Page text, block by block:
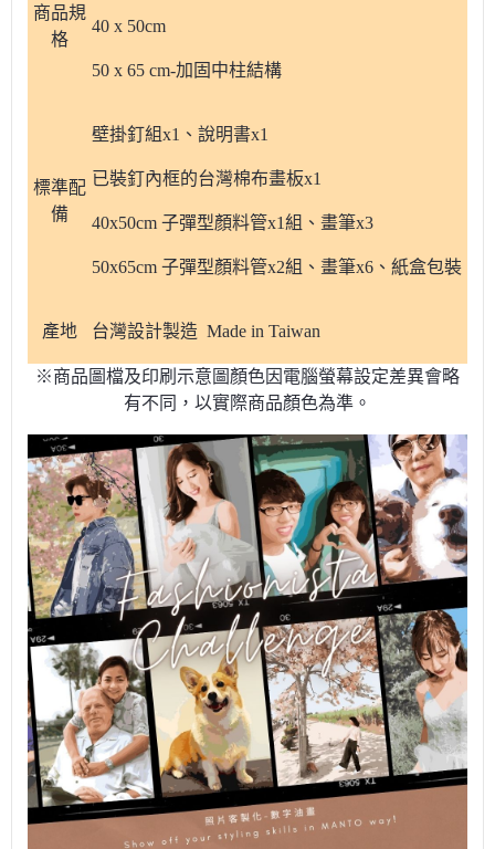
商品規
格
40 x 50cm
50 x 65 cm-加固中柱結構
標準配
備
壁掛釘組x1、說明書x1
已裝釘內框的台灣棉布畫板x1
40x50cm 子彈型顏料管x1組、畫筆x3
50x65cm 子彈型顏料管x2組、畫筆x6、紙盒包裝
產地 台灣設計製造 Made in Taiwan
※商品圖檔及印刷示意圖顏色因電腦螢幕設定差異會略
有不同，以實際商品顏色為準。